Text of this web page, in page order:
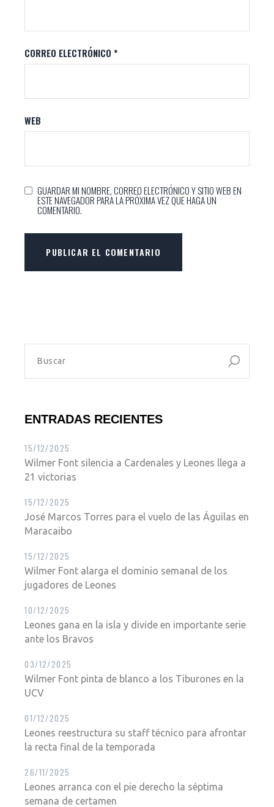
CORREO ELECTRÓNICO*
WEB
GUARDAR MI NOMBRE, CORREO ELECTRÓNICO Y SITIO WEB EN
ESTE NAVEGADOR PARA LA PRÓXIMA VEZ QUE HAGA UN
COMENTARIO.
PUBLICAR EL COMENTARIO
ENTRADAS RECIENTES
Wilmer Font silencia a Cardenales y Leones llega a
21 victorias
15/12/2025
José Marcos Torres para el vuelo de las Águilas en
Maracaibo
15/12/2025
Wilmer Font alarga el dominio semanal de los
jugadores de Leones
15/12/2025
Leones gana en la isla y divide en importante serie
ante los Bravos
10/12/2025
Wilmer Font pinta de blanco a los Tiburones en la
UCV
03/12/2025
Leones reestructura su staff técnico para afrontar
la recta final de la temporada
01/12/2025
Leones arranca con el pie derecho la séptima
semana de certamen
26/11/2025